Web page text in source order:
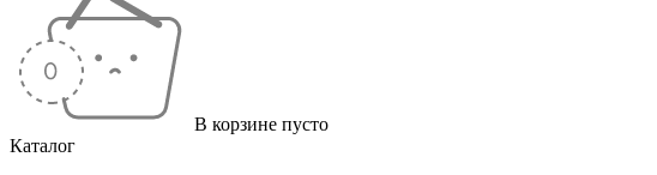
В корзине пусто
Каталог